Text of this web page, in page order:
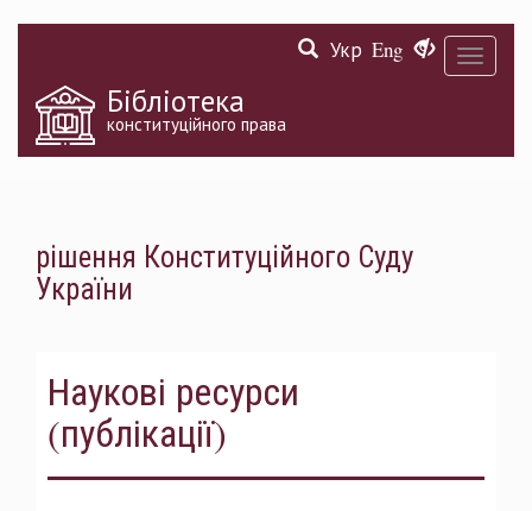
Toggle
Укр Eng
Бібліотека
конституційного права
рішення Конституційного Суду
України
Наукові ресурси
(публікації)